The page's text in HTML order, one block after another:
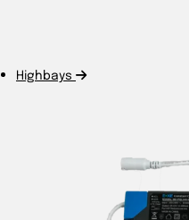
Highbays